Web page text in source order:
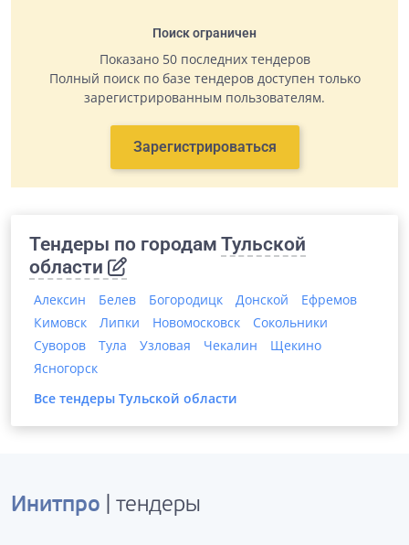
Поиск ограничен
Показано 50 последних тендеров
Полный поиск по базе тендеров доступен только
зарегистрированным пользователям.
Зарегистрироваться
Тендеры по городам Тульской
области
Алексин Белев Богородицк Донской
Ефремов
Кимовск
Липки Новомосковск
Сокольники
Суворов
Тула Узловая Чекалин
Щекино
Ясногорск
Все тендеры Тульской области
Инитпро | тендеры